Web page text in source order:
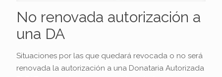
No renovada autorización a
una DA
Situaciones por las que quedará revocada o no será
renovada la autorización a una Donataria Autorizada